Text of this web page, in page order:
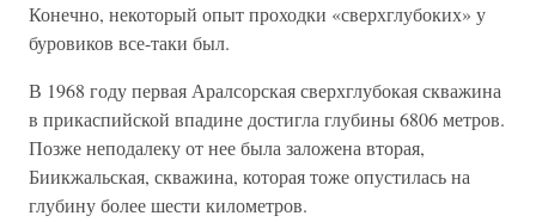
Конечно, некоторый опыт проходки «сверхглубоких» у
буровиков все-таки был.
В 1968 году первая Аралсорская сверхглубокая скважина
в прикаспийской впадине достигла глубины 6806 метров.
Позже неподалеку от нее была заложена вторая,
Биикжальская, скважина, которая тоже опустилась на
глубину более шести километров.